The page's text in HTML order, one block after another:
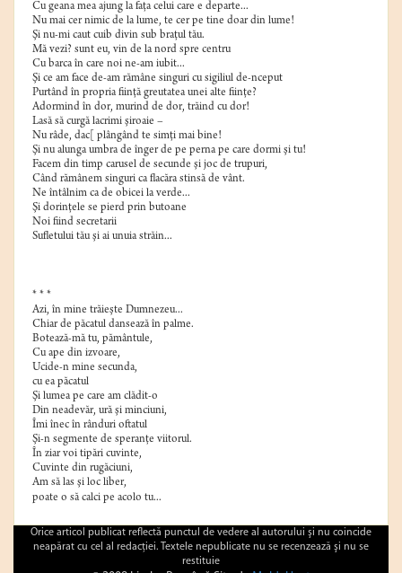
Cu geana mea ajung la faţa celui care e departe...
Nu mai cer nimic de la lume, te cer pe tine doar din lume!
Şi nu-mi caut cuib divin sub braţul tău.
Mă vezi? sunt eu, vin de la nord spre centru
Cu barca în care noi ne-am iubit...
Şi ce am face de-am rămâne singuri cu sigiliul de-nceput
Purtând în propria fiinţă greutatea unei alte fiinţe?
Adormind în dor, murind de dor, trăind cu dor!
Lasă să curgă lacrimi şiroaie –
Nu râde, dac[ plângând te simţi mai bine!
Şi nu alunga umbra de înger de pe perna pe care dormi şi tu!
Facem din timp carusel de secunde şi joc de trupuri,
Când rămânem singuri ca flacăra stinsă de vânt.
Ne întâlnim ca de obicei la verde...
Şi dorinţele se pierd prin butoane
Noi fiind secretarii
Sufletului tău şi ai unuia străin...
* * *
Azi, în mine trăieşte Dumnezeu...
Chiar de păcatul dansează în palme.
Botează-mă tu, pământule,
Cu ape din izvoare,
Ucide-n mine secunda,
cu ea păcatul
Şi lumea pe care am clădit-o
Din neadevăr, ură şi minciuni,
Îmi înec în rânduri oftatul
Şi-n segmente de speranţe viitorul.
În ziar voi tipări cuvinte,
Cuvinte din rugăciuni,
Am să las şi loc liber,
poate o să calci pe acolo tu...
Orice articol publicat reflectă punctul de vedere al autorului şi nu coincide
neapărat cu cel al redacţiei. Textele nepublicate nu se recenzează şi nu se
restituie